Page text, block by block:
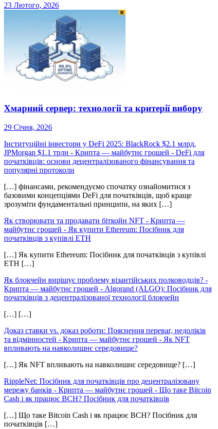
23 Лютого, 2026
Хмарний сервер: технології та критерії вибору
29 Січня, 2026
Інституційні інвестори у DeFi 2025: BlackRock $2.1 млрд,
JPMorgan $1.1 трлн - Крипта — майбутнє грошей - DeFi для
початківців: основи децентралізованого фінансування та
популярні протоколи
[…] фінансами, рекомендуємо спочатку ознайомитися з
базовими концепціями DeFi для початківців, щоб краще
зрозуміти фундаментальні принципи, на яких […]
Як створювати та продавати біткойн NFT - Крипта —
майбутнє грошей - Як купити Ethereum: Посібник для
початківців з купівлі ETH
[…] Як купити Ethereum: Посібник для початківців з купівлі
ETH […]
Як блокчейн вирішує проблему візантійських полководців? -
Крипта — майбутнє грошей - Algorand (ALGO): Посібник для
початківців з децентралізованої технології блокчейн
[…] […]
Доказ ставки vs. доказ роботи: Пояснення переваг, недоліків
та відмінностей - Крипта — майбутнє грошей - Як NFT
впливають на навколишнє середовище?
[…] Як NFT впливають на навколишнє середовище? […]
RippleNet: Посібник для початківців про децентралізовану
мережу банків - Крипта — майбутнє грошей - Що таке Bitcoin
Cash і як працює BCH? Посібник для початківців
[…] Що таке Bitcoin Cash і як працює BCH? Посібник для
початківців […]